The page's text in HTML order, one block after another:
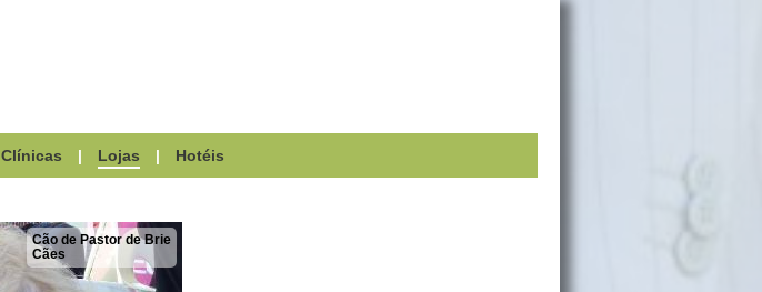
Clínicas | Lojas | Hotéis
Cão de Pastor de Brie
Cães